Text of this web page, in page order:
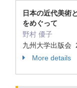
日本の近代美術
をめぐって
野村 優子
九州大学出版会
More details